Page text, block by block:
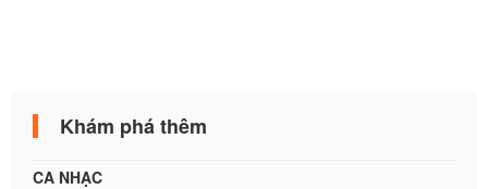
Khám phá thêm
CA NHẠC